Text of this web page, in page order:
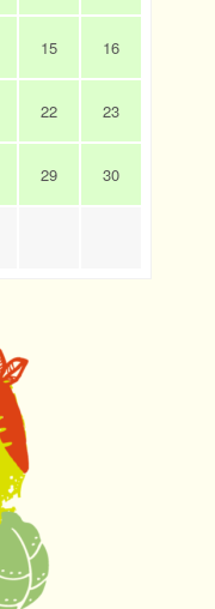
15 16
22 23
29 30